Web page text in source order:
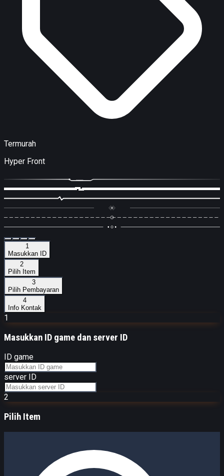
Termurah
Hyper Front
1
Masukkan ID
2
Pilih Item
3
Pilih Pembayaran
4
Info Kontak
1
Masukkan ID game dan server ID
ID game
server ID
2
Pilih Item